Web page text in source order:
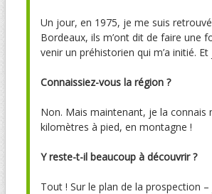
Un jour, en 1975, je me suis
Bordeaux, ils m’ont dit de faire une
venir un préhistorien qui m’a initié.
Connaissiez-vous la région ?
Non. Mais maintenant, je la connais
kilomètres à pied, en montagne !
Y reste-t-il beaucoup à découvrir ?
Tout ! Sur le plan de la prospection